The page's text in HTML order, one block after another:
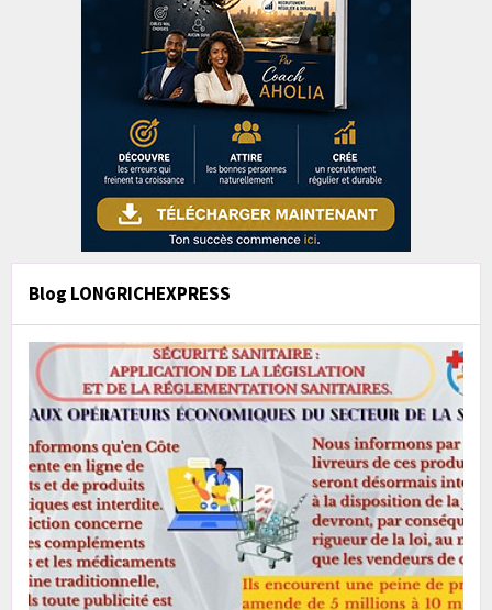
Blog LONGRICHEXPRESS